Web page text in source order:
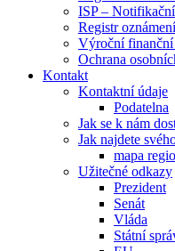
ISP –
Registr
Výroční
Ochrana
Kontakt
Kontaktní údaje
Podatelna
Jak se k nám
Jak najdete
mapa
Užitečné odkazy
Prezident
Senát
Vláda
Státní